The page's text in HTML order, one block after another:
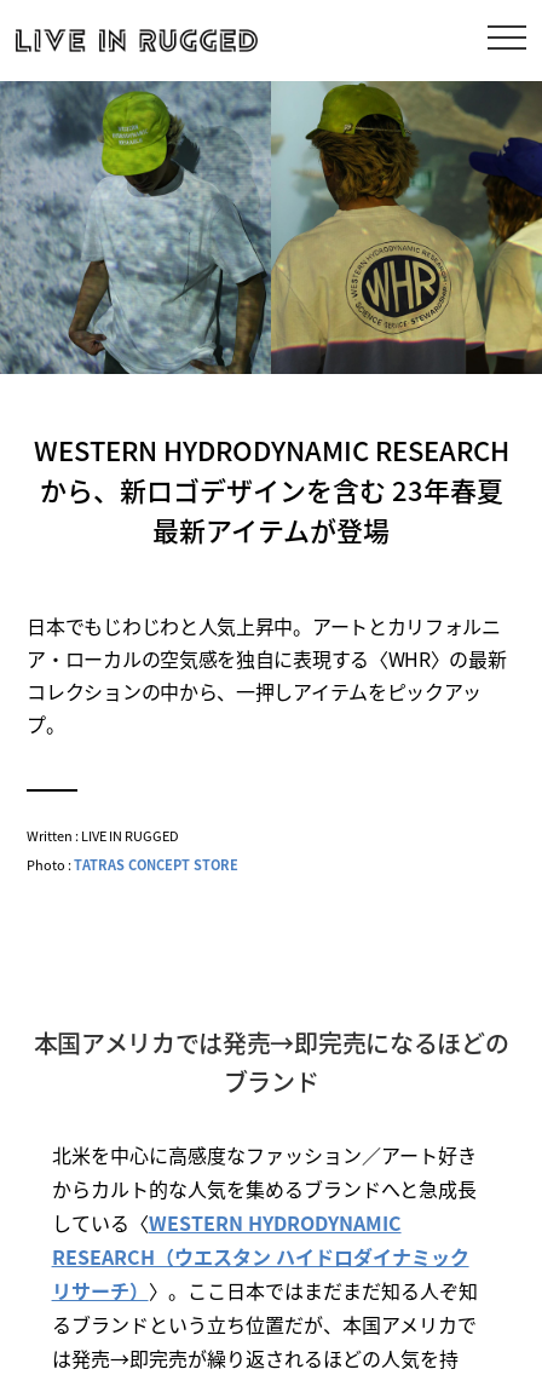
WESTERN HYDRODYNAMIC RESEARCH
から、新ロゴデザインを含む 23年春夏
最新アイテムが登場
日本でもじわじわと人気上昇中。アートとカリフォルニ
ア・ローカルの空気感を独自に表現する〈WHR〉の最新
コレクションの中から、一押しアイテムをピックアッ
プ。
Written : LIVE IN RUGGED
Photo :TATRAS CONCEPT STORE
本国アメリカでは発売→即完売になるほどの
ブランド
北米を中心に高感度なファッション／アート好き
からカルト的な人気を集めるブランドへと急成長
している〈WESTERN HYDRODYNAMIC
RESEARCH（ウエスタン ハイドロダイナミック
リサーチ） 〉。ここ日本ではまだまだ知る人ぞ知
るブランドという立ち位置だが、本国アメリカで
は発売→即完売が繰り返されるほどの人気を持